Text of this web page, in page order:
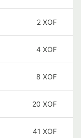
2 XOF
4 XOF
8 XOF
20 XOF
41 XOF